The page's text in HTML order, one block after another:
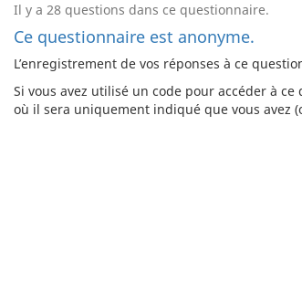
Il y a 28 questions dans ce questionnaire.
Ce questionnaire est anonyme.
L’enregistrement de vos réponses à ce
Si vous avez utilisé un code pour accéder à
où il sera uniquement indiqué que vous avez